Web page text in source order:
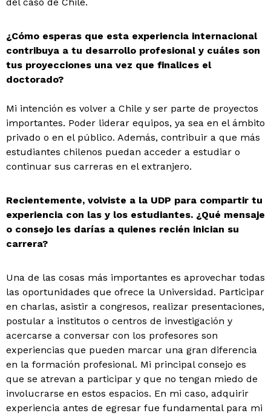
del caso de Chile.
¿Cómo esperas que esta experiencia internacional
contribuya a tu desarrollo profesional y cuáles son
tus proyecciones una vez que finalices el
doctorado?
Mi intención es volver a Chile y ser parte de proyectos
importantes. Poder liderar equipos, ya sea en el ámbito
privado o en el público. Además, contribuir a que más
estudiantes chilenos puedan acceder a estudiar o
continuar sus carreras en el extranjero.
Recientemente, volviste a la UDP para compartir tu
experiencia con las y los estudiantes. ¿Qué mensaje
o consejo les darías a quienes recién inician su
carrera?
Una de las cosas más importantes es aprovechar todas
las oportunidades que ofrece la Universidad. Participar
en charlas, asistir a congresos, realizar presentaciones,
postular a institutos o centros de investigación y
acercarse a conversar con los profesores son
experiencias que pueden marcar una gran diferencia
en la formación profesional. Mi principal consejo es
que se atrevan a participar y que no tengan miedo de
involucrarse en estos espacios. En mi caso, adquirir
experiencia antes de egresar fue fundamental para mi